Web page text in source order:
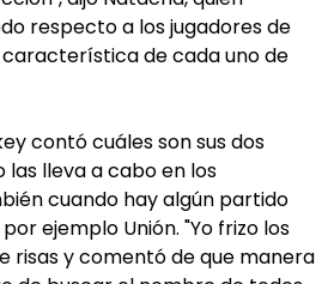
respecto a los jugadores de
de cada uno de
contó cuáles son sus dos
las lleva a cabo en los
cuando hay algún partido
ejemplo Unión. "Yo frizo los
risas y comentó de que manera